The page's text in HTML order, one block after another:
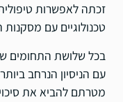
זכתה לאפשרות
טכנולוגיים עם
בכל שלושת התחומים
עם הניסיון הנרחב
מטרתם להביא את